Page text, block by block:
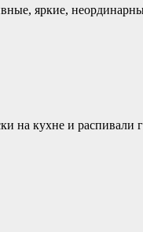
яркие,
на кухне и